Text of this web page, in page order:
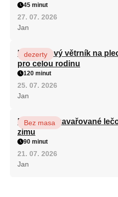
45 minut
27. 07. 2026
Jan
Karamelový větrník na
pro celou rodinu
dezerty
120 minut
25. 07. 2026
Jan
Babiččino zavařované
zimu
Bez masa
90 minut
21. 07. 2026
Jan